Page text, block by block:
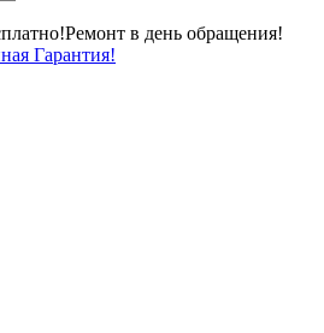
Ремонт в день обращения!
Гарантия!